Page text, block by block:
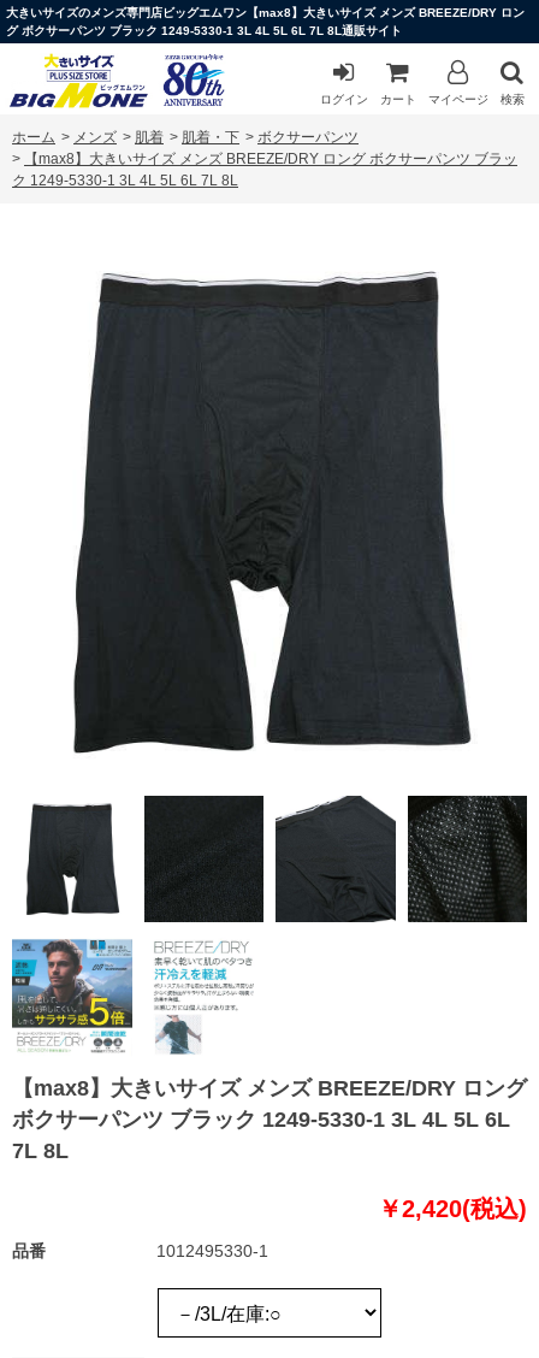
大きいサイズのメンズ専門店ビッグエムワン【max8】大きいサイズ メンズ BREEZE/DRY ロン
グ ボクサーパンツ ブラック 1249-5330-1 3L 4L 5L 6L 7L 8L通販サイト
ログイン カート マイページ 検索
ホーム > メンズ > 肌着 > 肌着・下 > ボクサーパンツ
>
【max8】大きいサイズ メンズ BREEZE/DRY ロング ボクサーパンツ ブラッ
ク 1249-5330-1 3L 4L 5L 6L 7L 8L
【max8】大きいサイズ メンズ BREEZE/DRY ロング
ボクサーパンツ ブラック 1249-5330-1 3L 4L 5L 6L
7L 8L
￥2,420(税込)
品番 1012495330-1